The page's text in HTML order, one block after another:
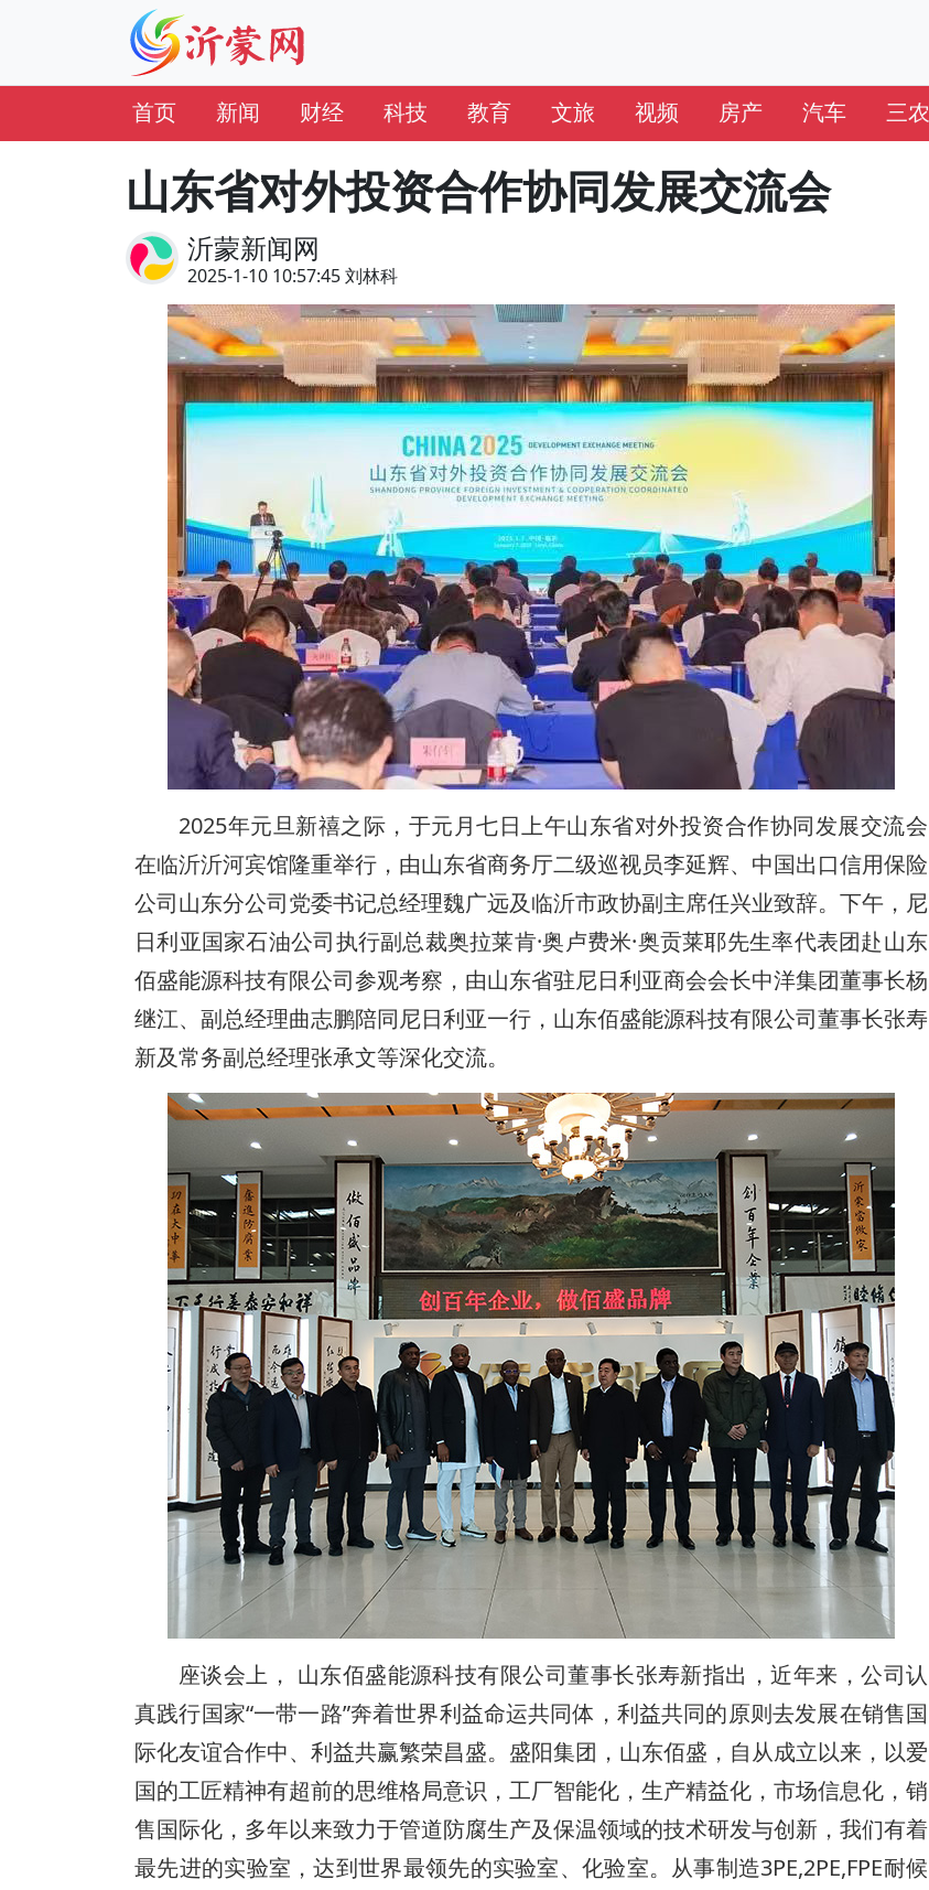
首页 新闻 财经 科技 教育 文旅 视频 房产 汽车 三农
山东省对外投资合作协同发展交流会
沂蒙新闻网
2025-1-10 10:57:45 刘林科
2025年元旦新禧之际，于元月七日上午山东省对外投资合作协同发展交流会
在临沂沂河宾馆隆重举行，由山东省商务厅二级巡视员李延辉、中国出口信用保险
公司山东分公司党委书记总经理魏广远及临沂市政协副主席任兴业致辞。下午，尼
日利亚国家石油公司执行副总裁奥拉莱肯·奥卢费米·奥贡莱耶先生率代表团赴山东
佰盛能源科技有限公司参观考察，由山东省驻尼日利亚商会会长中洋集团董事长杨
继江、副总经理曲志鹏陪同尼日利亚一行，山东佰盛能源科技有限公司董事长张寿
新及常务副总经理张承文等深化交流。
座谈会上， 山东佰盛能源科技有限公司董事长张寿新指出，近年来，公司认
真践行国家“一带一路”奔着世界利益命运共同体，利益共同的原则去发展在销售国
际化友谊合作中、利益共赢繁荣昌盛。盛阳集团，山东佰盛，自从成立以来，以爱
国的工匠精神有超前的思维格局意识，工厂智能化，生产精益化，市场信息化，销
售国际化，多年以来致力于管道防腐生产及保温领域的技术研发与创新，我们有着
最先进的实验室，达到世界最领先的实验室、化验室。从事制造3PE,2PE,FPE耐候